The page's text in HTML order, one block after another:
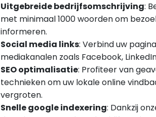
Uitgebreide bedrijfsomschrijving:
met minimaal 1000 woorden om
informeren.
Social media links: Verbind uw
mediakanalen zoals Facebook,
SEO optimalisatie: Profiteer van
technieken om uw lokale online
vergroten.
Snelle google indexering: Dankzij